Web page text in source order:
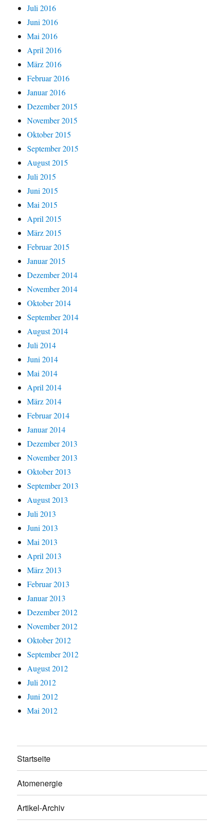
Juli 2016
Juni 2016
Mai 2016
April 2016
März 2016
Februar 2016
Januar 2016
Dezember 2015
November 2015
Oktober 2015
September 2015
August 2015
Juli 2015
Juni 2015
Mai 2015
April 2015
März 2015
Februar 2015
Januar 2015
Dezember 2014
November 2014
Oktober 2014
September 2014
August 2014
Juli 2014
Juni 2014
Mai 2014
April 2014
März 2014
Februar 2014
Januar 2014
Dezember 2013
November 2013
Oktober 2013
September 2013
August 2013
Juli 2013
Juni 2013
Mai 2013
April 2013
März 2013
Februar 2013
Januar 2013
Dezember 2012
November 2012
Oktober 2012
September 2012
August 2012
Juli 2012
Juni 2012
Mai 2012
Startseite
Atomenergie
Artikel-Archiv